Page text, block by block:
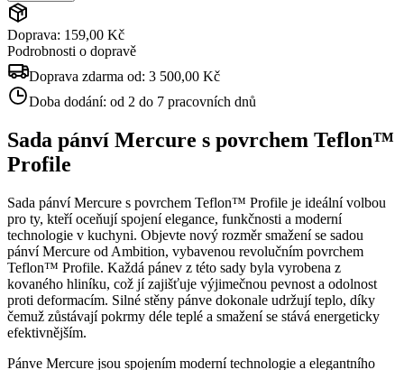
Doprava: 159,00 Kč
Podrobnosti o dopravě
Doprava zdarma od: 3 500,00 Kč
Doba dodání: od 2 do 7 pracovních dnů
Sada pánví Mercure s povrchem Teflon™
Profile
Sada pánví Mercure s povrchem Teflon™ Profile je ideální volbou
pro ty, kteří oceňují spojení elegance, funkčnosti a moderní
technologie v kuchyni. Objevte nový rozměr smažení se sadou
pánví Mercure od Ambition, vybavenou revolučním povrchem
Teflon™ Profile. Každá pánev z této sady byla vyrobena z
kovaného hliníku, což jí zajišťuje výjimečnou pevnost a odolnost
proti deformacím. Silné stěny pánve dokonale udržují teplo, díky
čemuž zůstávají pokrmy déle teplé a smažení se stává energeticky
efektivnějším.
Pánve Mercure jsou spojením moderní technologie a elegantního